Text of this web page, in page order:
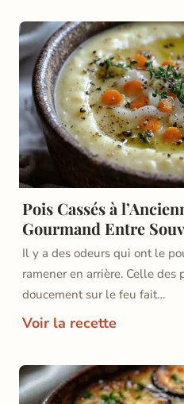
Pois Cassés à
Gourmand Entre
Il y a des odeurs qui ont le
ramener en arrière. Celle des
doucement sur le feu fait…
Voir la recette